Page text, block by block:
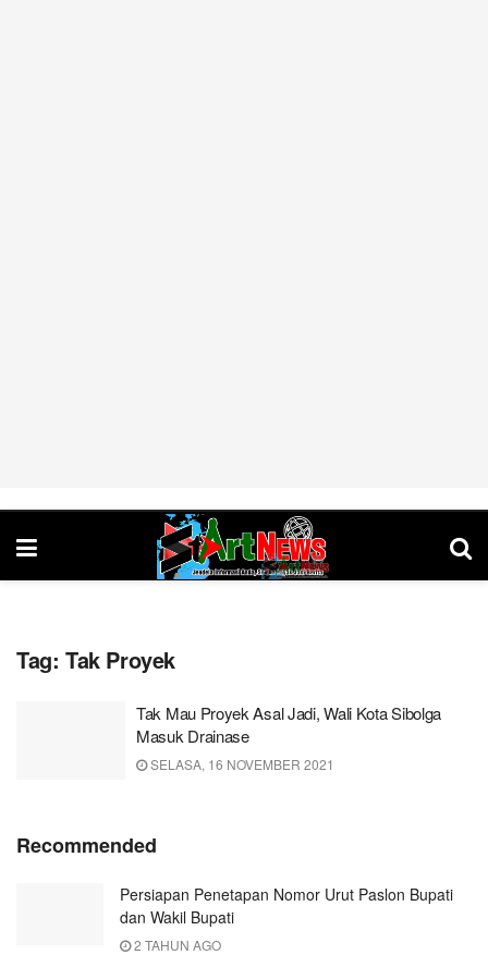
Tag: Tak Proyek
Tak Mau Proyek Asal Jadi, Wali Kota Sibolga
Masuk Drainase
SELASA, 16 NOVEMBER 2021
Recommended
Persiapan Penetapan Nomor Urut Paslon Bupati
dan Wakil Bupati
2 TAHUN AGO